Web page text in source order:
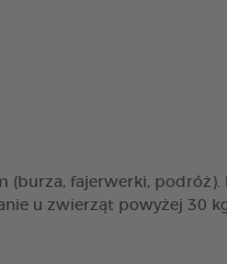
fajerwerki,
u zwierząt powyżej 30